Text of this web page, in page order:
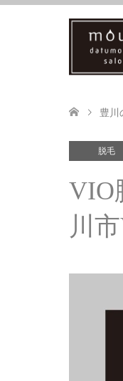
豊川
脱毛
VIO
川